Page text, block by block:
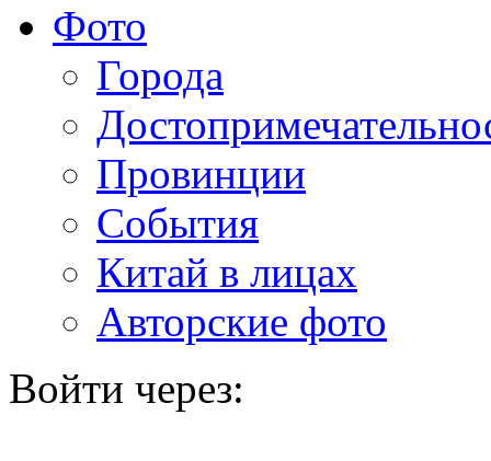
Фото
Города
Провинции
События
Китай в лицах
Авторские фото
Войти через: